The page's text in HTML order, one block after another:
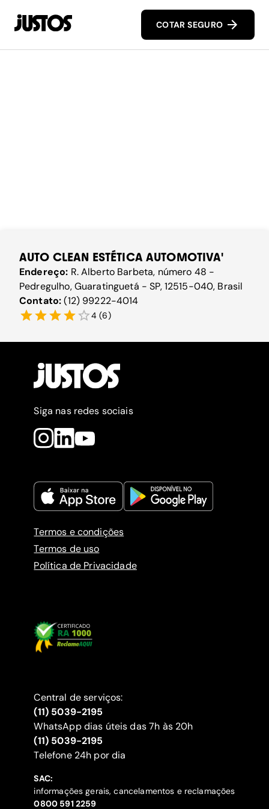
COTAR SEGURO
AUTO CLEAN ESTÉTICA AUTOMOTIVA'
Endereço: R. Alberto Barbeta, número 48 -
Pedregulho, Guaratinguetá - SP, 12515-040, Brasil
Contato:(12) 99222-4014
4 (6)
Siga nas redes sociais
Termos e condições
Termos de uso
Política de Privacidade
Central de serviços:
(11) 5039-2195
WhatsApp dias úteis das 7h às 20h
(11) 5039-2195
‍Telefone 24h por dia
SAC:
informações gerais, cancelamentos e reclamações
‍0800 591 2259